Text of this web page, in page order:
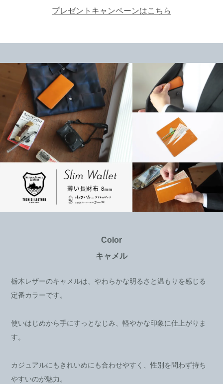
プレゼントキャンペーンはこちら
Color
キャメル
栃木レザーのキャメルは、やわらかな明るさと温もりを感じる
定番カラーです。
使いはじめから手にすっとなじみ、軽やかな印象に仕上がりま
す。
カジュアルにもきれいめにも合わせやすく、性別を問わず持ち
やすいのが魅力。